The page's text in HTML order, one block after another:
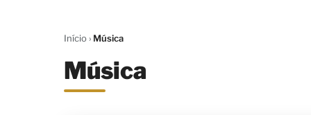
Início› Música
Música